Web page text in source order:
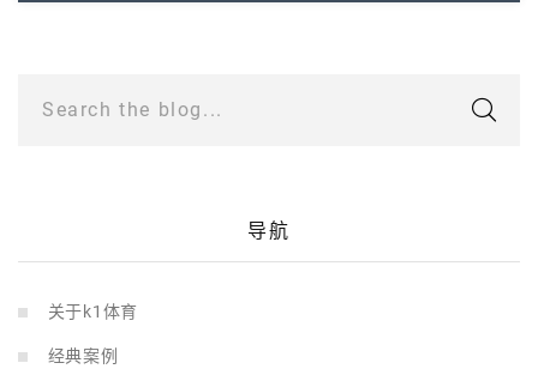
Search the blog...
导航
关于k1体育
经典案例